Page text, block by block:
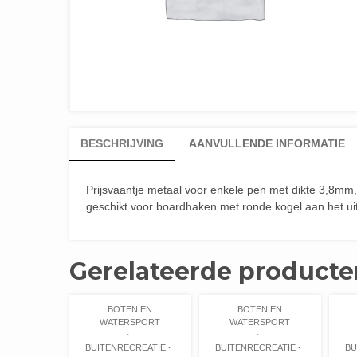
BESCHRIJVING AANVULLENDE INFORMATIE
Prijsvaantje metaal voor enkele pen met dikte
geschikt voor boardhaken met ronde kogel aan het
Gerelateerde
BOTEN EN
WATERSPORT
BUITENRECREATIE
BOTEN EN
WATERSPORT
BUITENRECREATIE